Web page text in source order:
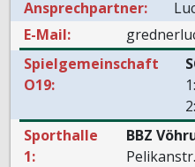
Ansprechpartner:
E-Mail:
Spielgemeinschaft
O19:
Sporthalle
1:
BBZ